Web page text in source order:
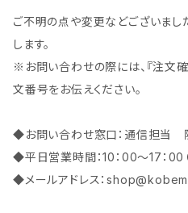
ご不明の点や変更などございまし
します。
※お問い合わせの際には、『注文
文番号をお伝えください。
◆お問い合わせ窓口：通信担当
◆平日営業時間：10：00～17：00（
◆メールアドレス：